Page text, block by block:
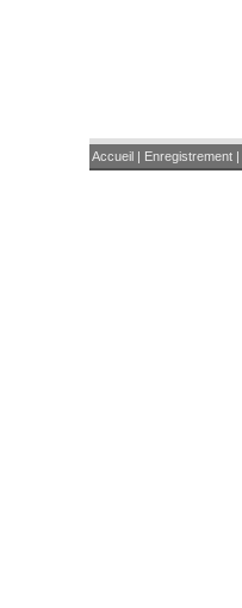
Accueil | Enregistrement |